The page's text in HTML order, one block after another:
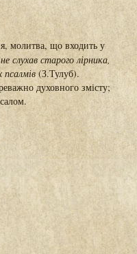
молитва, що входить у
слухав старого лірника,
псалмів(З.Тулуб).
духовного змісту;